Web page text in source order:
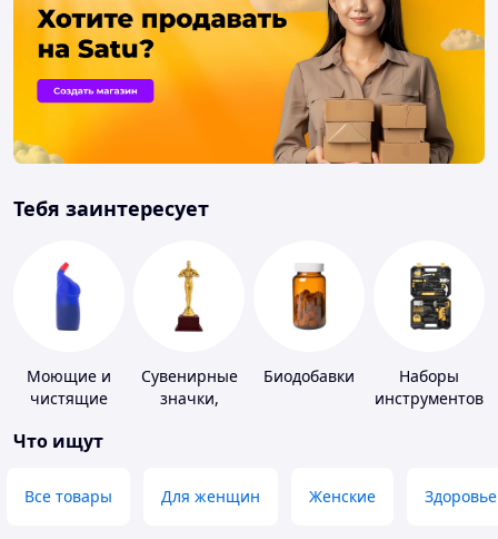
Тебя заинтересует
Моющие и
чистящие
Сувенирные
значки,
Биодобавки
Наборы
инструментов
Что ищут
Все товары Для женщин Женские Здоровье